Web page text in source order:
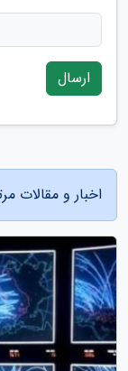
ارسال
اخبار و مقالات